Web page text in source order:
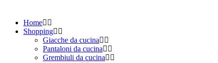
Home
Shopping
Giacche da cucina
Pantaloni da cucina
Grembiuli da cucina